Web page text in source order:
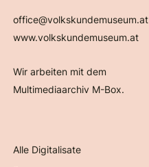
office@volkskundemuseum.at
www.volkskundemuseum.at
Wir arbeiten mit dem
Multimediaarchiv M-Box.
Alle Digitalisate